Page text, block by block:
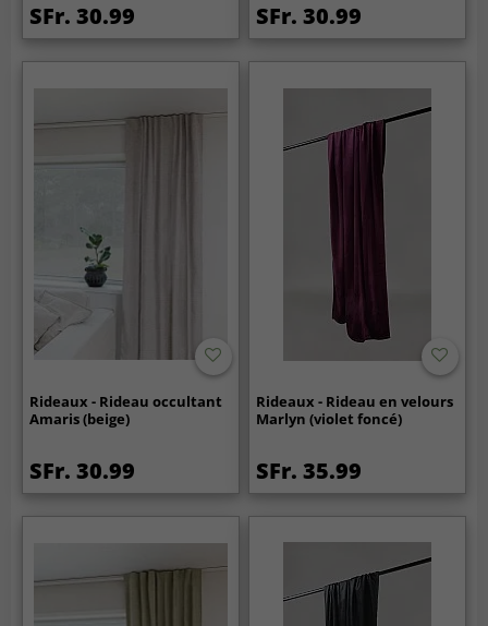
SFr. 30.99 SFr. 30.99
Rideaux - Rideau occultant
Amaris (beige)
SFr. 30.99
Rideaux - Rideau en velours
Marlyn (violet foncé)
SFr. 35.99